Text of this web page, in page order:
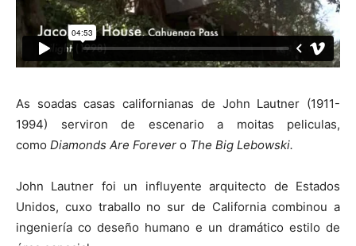
As soadas casas californianas de John Lautner (1911-
1994) serviron de escenario a moitas peliculas,
como Diamonds Are Forever o The Big Lebowski.
John Lautner foi un influyente arquitecto de Estados
Unidos, cuxo traballo no sur de California combinou a
ingeniería co deseño humano e un dramático estilo de